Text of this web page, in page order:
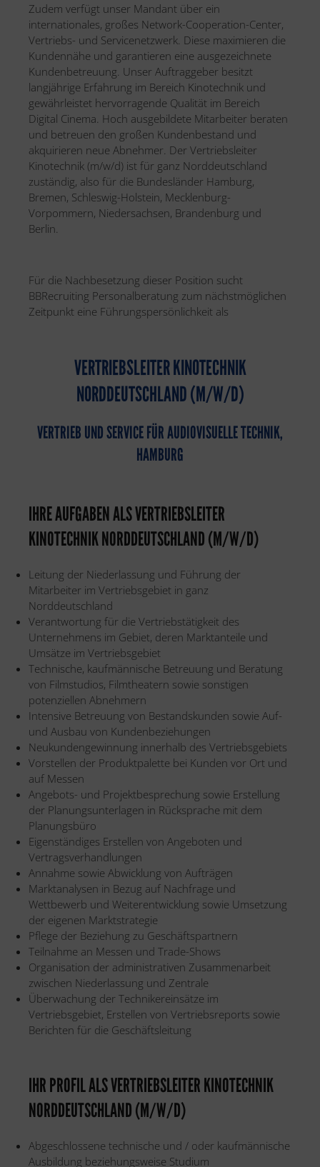
Zudem verfügt unser Mandant über ein
internationales, großes Network-Cooperation-Center,
Vertriebs- und Servicenetzwerk. Diese maximieren die
Kundennähe und garantieren eine ausgezeichnete
Kundenbetreuung. Unser Auftraggeber besitzt
langjährige Erfahrung im Bereich Kinotechnik und
gewährleistet hervorragende Qualität im Bereich
Digital Cinema. Hoch ausgebildete Mitarbeiter beraten
und betreuen den großen Kundenbestand und
akquirieren neue Abnehmer. Der Vertriebsleiter
Kinotechnik (m/w/d) ist für ganz Norddeutschland
zuständig, also für die Bundesländer Hamburg,
Bremen, Schleswig-Holstein, Mecklenburg-
Vorpommern, Niedersachsen, Brandenburg und
Berlin.
Für die Nachbesetzung dieser Position sucht
BBRecruiting Personalberatung zum nächstmöglichen
Zeitpunkt eine Führungspersönlichkeit als
VERTRIEBSLEITER KINOTECHNIK
NORDDEUTSCHLAND (M/W/D)
VERTRIEB UND SERVICE FÜR AUDIOVISUELLE TECHNIK,
HAMBURG
IHRE AUFGABEN ALS VERTRIEBSLEITER
KINOTECHNIK NORDDEUTSCHLAND (M/W/D)
Leitung der Niederlassung und Führung der
Mitarbeiter im Vertriebsgebiet in ganz
Norddeutschland
Verantwortung für die Vertriebstätigkeit des
Unternehmens im Gebiet, deren Marktanteile und
Umsätze im Vertriebsgebiet
Technische, kaufmännische Betreuung und Beratung
von Filmstudios, Filmtheatern sowie sonstigen
potenziellen Abnehmern
Intensive Betreuung von Bestandskunden sowie Auf-
und Ausbau von Kundenbeziehungen
Neukundengewinnung innerhalb des Vertriebsgebiets
Vorstellen der Produktpalette bei Kunden vor Ort und
auf Messen
Angebots- und Projektbesprechung sowie Erstellung
der Planungsunterlagen in Rücksprache mit dem
Planungsbüro
Eigenständiges Erstellen von Angeboten und
Vertragsverhandlungen
Annahme sowie Abwicklung von Aufträgen
Marktanalysen in Bezug auf Nachfrage und
Wettbewerb und Weiterentwicklung sowie Umsetzung
der eigenen Marktstrategie
Pflege der Beziehung zu Geschäftspartnern
Teilnahme an Messen und Trade-Shows
Organisation der administrativen Zusammenarbeit
zwischen Niederlassung und Zentrale
Überwachung der Technikereinsätze im
Vertriebsgebiet, Erstellen von Vertriebsreports sowie
Berichten für die Geschäftsleitung
IHR PROFIL ALS VERTRIEBSLEITER KINOTECHNIK
NORDDEUTSCHLAND (M/W/D)
Abgeschlossene technische und / oder kaufmännische
Ausbildung beziehungsweise Studium